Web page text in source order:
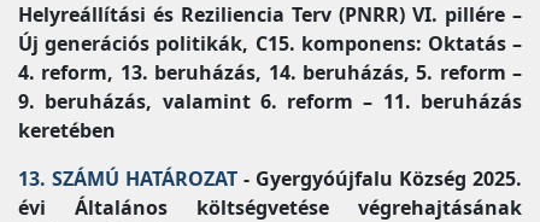
Helyreállítási és Reziliencia Terv (PNRR) VI. pillére –
Új generációs politikák, C15. komponens: Oktatás –
4. reform, 13. beruházás, 14. beruházás, 5. reform –
9. beruházás, valamint 6. reform – 11. beruházás
keretében
13. SZÁMÚ HATÁROZAT - Gyergyóújfalu Község 2025.
évi Általános költségvetése végrehajtásának